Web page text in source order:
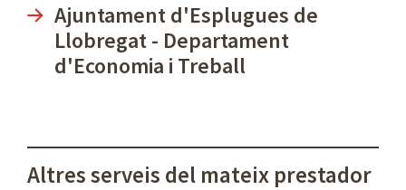
Ajuntament d'Esplugues de
Llobregat - Departament
d'Economia i Treball
Altres serveis del mateix prestador